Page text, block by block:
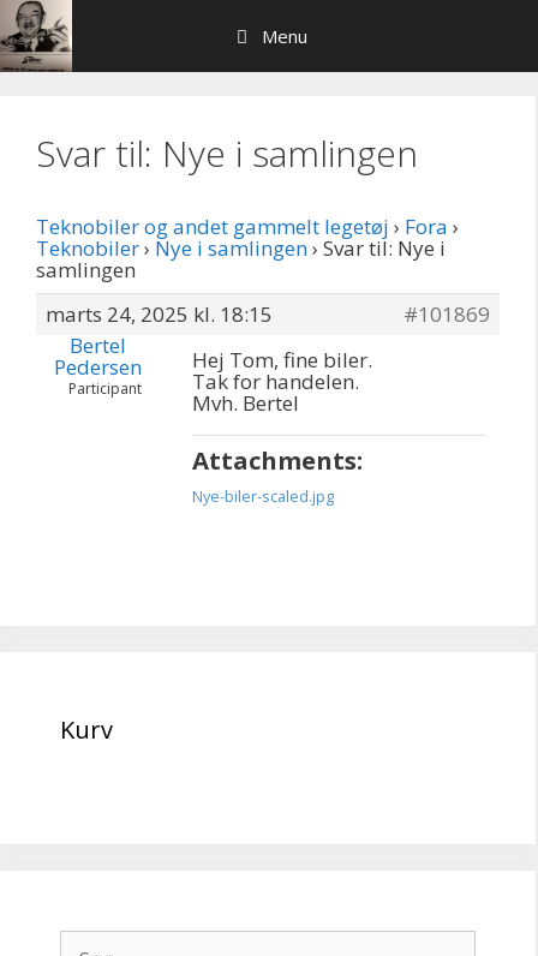
Hop
til
indhold
Menu
Svar til: Nye i samlingen
Teknobiler og andet gammelt legetøj › Fora ›
Teknobiler› Nye i samlingen› Svar til: Nye i
samlingen
marts 24, 2025 kl. 18:15
#101869
Bertel
Pedersen
Participant
Hej Tom, fine biler.
Tak for handelen.
Mvh. Bertel
Attachments:
Nye-biler-scaled.jpg
Kurv